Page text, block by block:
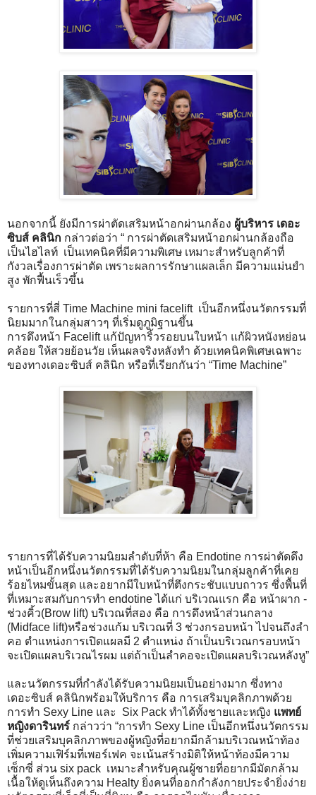
นอกจากนี้ ยังมีการผ่าตัดเสริมหน้าอกผ่านกล้อง ผู้บริหาร เดอะ
ซิบส์ คลินิก กล่าวต่อว่า “ การผ่าตัดเสริมหน้าอกผ่านกล้องถือ
เป็นไฮไลท์ เป็นเทคนิคที่มีความพิเศษ เหมาะสำหรับลูกค้าที่
กังวลเรื่องการผ่าตัด เพราะผลการรักษาแผลเล็ก มีความแม่นยำ
สูง พักฟื้นเร็วขึ้น
รายการที่สี่ Time Machine mini facelift เป็นอีกหนึ่งนวัตกรรมที่
นิยมมากในกลุ่มสาวๆ ที่เริ่มดูภูมิฐานขึ้น
การดึงหน้า Facelift แก้ปัญหาริ้วรอยบนใบหน้า แก้ผิวหนังหย่อน
คล้อย ให้สวยย้อนวัย เห็นผลจริงหลังทำ ด้วยเทคนิคพิเศษเฉพาะ
ของทางเดอะซิบส์ คลินิก หรือที่เรียกกันว่า “Time Machine”
รายการที่ได้รับความนิยมลำดับที่ห้า คือ Endotine การผ่าตัดดึง
หน้าเป็นอีกหนึ่งนวัตกรรมที่ได้รับความนิยมในกลุ่มลูกค้าที่เคย
ร้อยไหมขั้นสุด และอยากมีใบหน้าที่ตึงกระชับแบบถาวร ซึ่งพื้นที่
ที่เหมาะสมกับการทำ endotine ได้แก่ บริเวณแรก คือ หน้าผาก -
ช่วงคิ้ว(Brow lift) บริเวณที่สอง คือ การดึงหน้าส่วนกลาง
(Midface lift)หรือช่วงแก้ม บริเวณที่ 3 ช่วงกรอบหน้า ไปจนถึงลำ
คอ ตำแหน่งการเปิดแผลมี 2 ตำแหน่ง ถ้าเป็นบริเวณกรอบหน้า
จะเปิดแผลบริเวณไรผม แต่ถ้าเป็นลำคอจะเปิดแผลบริเวณหลังหู”
และนวัตกรรมที่กำลังได้รับความนิยมเป็นอย่างมาก ซึ่งทาง
เดอะซิบส์ คลินิกพร้อมให้บริการ คือ การเสริมบุคลิกภาพด้วย
การทำ Sexy Line และ Six Pack ทำได้ทั้งชายและหญิง แพทย์
หญิงดารินทร์ กล่าวว่า “การทำ Sexy Line เป็นอีกหนึ่งนวัตกรรม
ที่ช่วยเสริมบุคลิกภาพของผู้หญิงที่อยากมีกล้ามบริเวณหน้าท้อง
เพิ่มความเฟิร์มที่เพอร์เฟค จะเน้นสร้างมิติให้หน้าท้องมีความ
เซ็กซี่ ส่วน six pack เหมาะสำหรับคุณผู้ชายที่อยากมีมัดกล้าม
เนื้อให้ดูเห็นถึงความ Healty ยิ่งคนที่ออกกำลังกายประจำยิ่งง่าย